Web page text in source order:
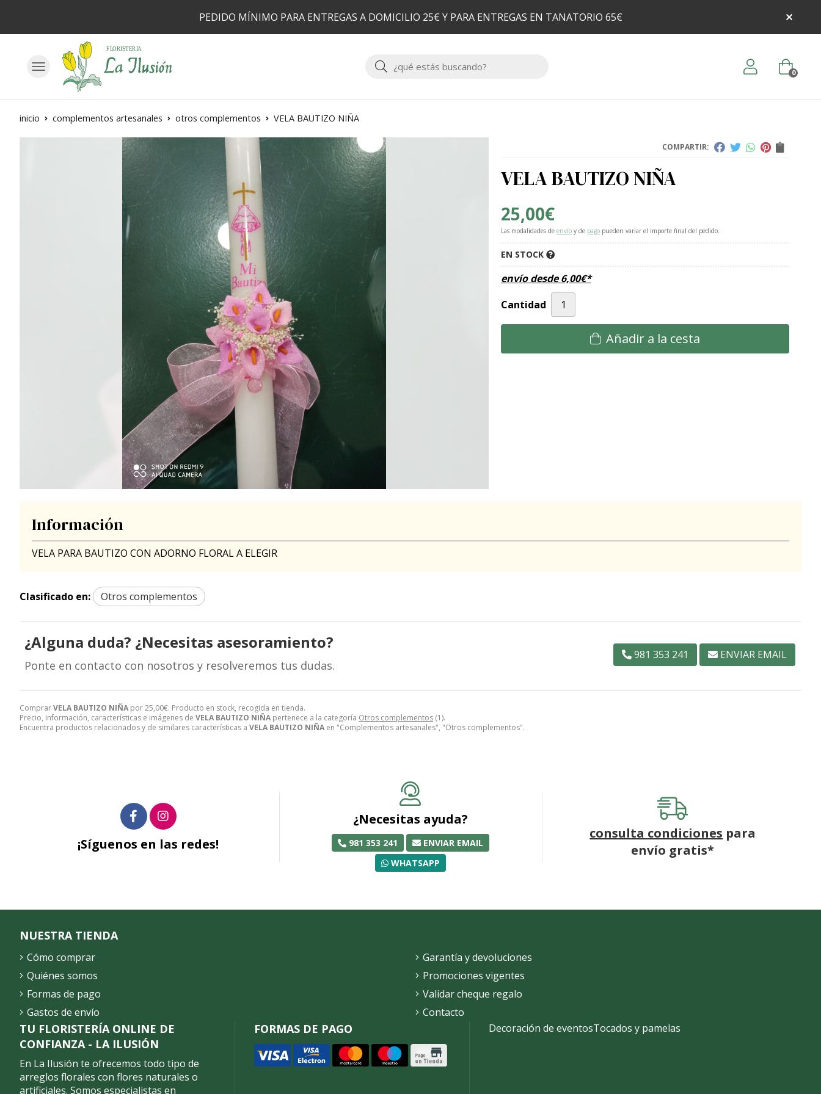
PEDIDO MÍNIMO PARA ENTREGAS A DOMICILIO 25€ Y PARA ENTREGAS EN TANATORIO 65€
Buscar 0
inicio complementos artesanales otros complementos VELA BAUTIZO NIÑA
COMPARTIR:
VELA BAUTIZO NIÑA
25,00€
Las modalidades de envío y de pago pueden variar el importe final del pedido.
EN STOCK
envío desde6,00€*
Cantidad
Añadir a la cesta
ComprarVELA BAUTIZO NIÑA por25,00€. Producto en stock, recogida en tienda.
Precio, información, características e imágenes de VELA BAUTIZO NIÑA pertenece a la categoría Otros complementos (1).
Encuentra productos relacionados y de similares características a VELA BAUTIZO NIÑA en "Complementos artesanales", "Otros complementos".
Información
VELA PARA BAUTIZO CON ADORNO FLORAL A ELEGIR
Clasificado en: Otros complementos
¿Alguna duda? ¿Necesitas asesoramiento?
Ponte en contacto con nosotros y resolveremos tus dudas.
981 353 241 ENVIAR EMAIL
¡Síguenos en las redes!
¿Necesitas ayuda?
981 353 241
ENVIAR EMAIL
WHATSAPP
consulta condiciones para
envío gratis*
TU FLORISTERÍA ONLINE DE
CONFIANZA - LA ILUSIÓN
En La Ilusión te ofrecemos todo tipo de
arreglos florales con flores naturales o
artificiales. Somos especialistas en
FORMAS DE PAGO
NUESTRA TIENDA
Cómo comprar
Quiénes somos
Formas de pago
Gastos de envío
Garantía y devoluciones
Promociones vigentes
Validar cheque regalo
Contacto
Decoración de eventosTocados y pamelas